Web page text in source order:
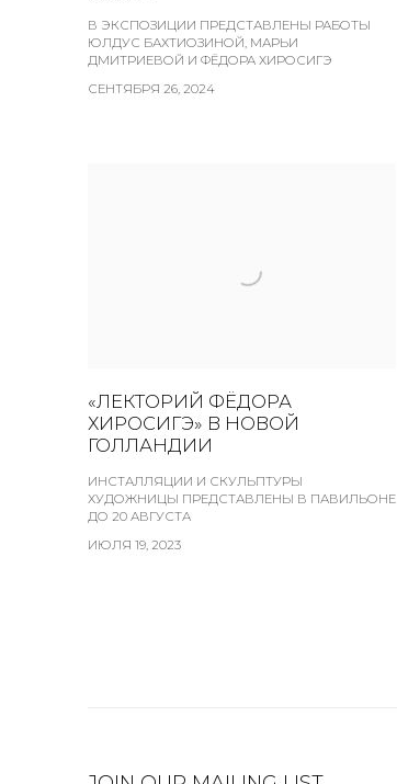
В ЭКСПОЗИЦИИ ПРЕДСТАВЛЕНЫ РАБОТЫ
ЮЛДУС БАХТИОЗИНОЙ, МАРЬИ
ДМИТРИЕВОЙ И ФЁДОРА ХИРОСИГЭ
СЕНТЯБРЯ 26, 2024
«ЛЕКТОРИЙ ФЁДОРА
ХИРОСИГЭ» В НОВОЙ
ГОЛЛАНДИИ
ИНСТАЛЛЯЦИИ И СКУЛЬПТУРЫ
ХУДОЖНИЦЫ ПРЕДСТАВЛЕНЫ В ПАВИЛЬОНЕ
ДО 20 АВГУСТА
ИЮЛЯ 19, 2023